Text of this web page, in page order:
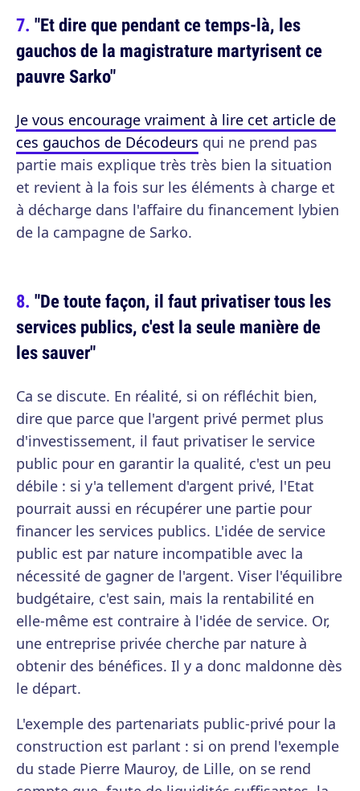
"Et dire que pendant ce temps-là, les
gauchos de la magistrature martyrisent ce
pauvre Sarko"
Je vous encourage vraiment à lire cet article de
ces gauchos de Décodeurs qui ne prend pas
partie mais explique très très bien la situation
et revient à la fois sur les éléments à charge et
à décharge dans l'affaire du financement lybien
de la campagne de Sarko.
"De toute façon, il faut privatiser tous les
services publics, c'est la seule manière de
les sauver"
Ca se discute. En réalité, si on réfléchit bien,
dire que parce que l'argent privé permet plus
d'investissement, il faut privatiser le service
public pour en garantir la qualité, c'est un peu
débile : si y'a tellement d'argent privé, l'Etat
pourrait aussi en récupérer une partie pour
financer les services publics. L'idée de service
public est par nature incompatible avec la
nécessité de gagner de l'argent. Viser l'équilibre
budgétaire, c'est sain, mais la rentabilité en
elle-même est contraire à l'idée de service. Or,
une entreprise privée cherche par nature à
obtenir des bénéfices. Il y a donc maldonne dès
le départ.
L'exemple des partenariats public-privé pour la
construction est parlant : si on prend l'exemple
du stade Pierre Mauroy, de Lille, on se rend